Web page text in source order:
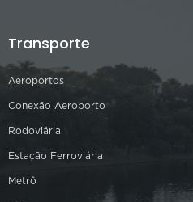
Transporte
Aeroportos
Conexão Aeroporto
Rodoviária
Estação Ferroviária
Metrô